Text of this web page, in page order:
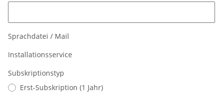
Sprachdatei / Mail
Installationsservice
Subskriptionstyp
Erst-Subskription (1 Jahr)